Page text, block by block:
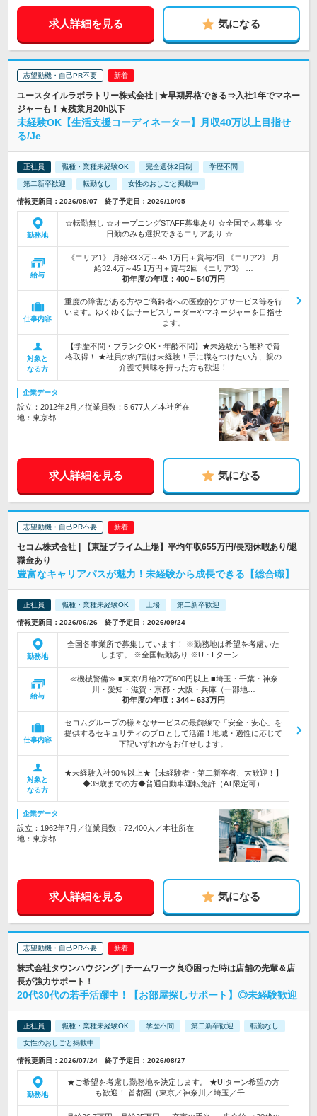
求人詳細を見る 気になる
志望動機・自己PR不要
ユースタイルラボラトリー株式会社 | ★早期昇格できる⇒入社1年でマネー
ジャーも！★残業月20h以下
未経験OK【生活支援コーディネーター】月収40万以上目指せ
る/Je
正社員 職種・業種未経験OK 完全週休2日制 学歴不問
第二新卒歓迎 転勤なし 女性のおしごと掲載中
情報更新日：2026/08/07 終了予定日：2026/10/05
勤務地
☆転勤無し ☆オープニングSTAFF募集あり ☆全国で大募集 ☆
日勤のみも選択できるエリアあり ☆…
給与
《エリア1》 月給33.3万～45.1万円＋賞与2回 《エリア2》 月
給32.4万～45.1万円＋賞与2回 《エリア3》 …
初年度の年収： 400～540万円
仕事内容
重度の障害がある方やご高齢者への医療的ケアサービス等を行
います。ゆくゆくはサービスリーダーやマネージャーを目指せ
ます。
対象と
なる方
【学歴不問・ブランクOK・年齢不問】★未経験から無料で資
格取得！ ★社員の約7割は未経験！手に職をつけたい方、親の
介護で興味を持った方も歓迎！
企業データ
設立：2012年2月／従業員数：5,677人／本社所在
地：東京都
求人詳細を見る 気になる
志望動機・自己PR不要
セコム株式会社 | 【東証プライム上場】平均年収655万円/長期休暇あり/退
職金あり
豊富なキャリアパスが魅力！未経験から成長できる【総合職】
正社員 職種・業種未経験OK 上場 第二新卒歓迎
情報更新日：2026/06/26 終了予定日：2026/09/24
勤務地
全国各事業所で募集しています！ ※勤務地は希望を考慮いた
します。 ※全国転勤あり ※U・I ターン…
給与
≪機械警備≫ ■東京/月給27万600円以上 ■埼玉・千葉・神奈
川・愛知・滋賀・京都・大阪・兵庫（一部地…
初年度の年収： 344～633万円
仕事内容
セコムグループの様々なサービスの最前線で「安全・安心」を
提供するセキュリティのプロとして活躍！地域・適性に応じて
下記いずれかをお任せします。
対象と
なる方
★未経験入社90％以上★【未経験者・第二新卒者、大歓迎！】
◆39歳までの方◆普通自動車運転免許（AT限定可）
企業データ
設立：1962年7月／従業員数：72,400人／本社所在
地：東京都
求人詳細を見る 気になる
志望動機・自己PR不要
株式会社タウンハウジング | チームワーク良◎困った時は店舗の先輩＆店
長が強力サポート！
20代30代の若手活躍中！【お部屋探しサポート】◎未経験歓迎
正社員 職種・業種未経験OK 学歴不問 第二新卒歓迎 転勤なし
女性のおしごと掲載中
情報更新日：2026/07/24 終了予定日：2026/08/27
勤務地
★ご希望を考慮し勤務地を決定します。 ★UIターン希望の方
も歓迎！ 首都圏（東京／神奈川／埼玉／千…